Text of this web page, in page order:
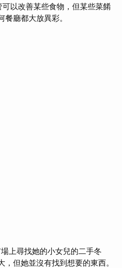
可以改善某些食物，但某些菜餚
廳都大放異彩。
上尋找她的小女兒的二手冬
但她並沒有找到想要的東西。